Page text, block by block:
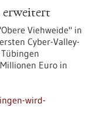
Viehweide" in
Cyber-Valley-
Euro in
wird-